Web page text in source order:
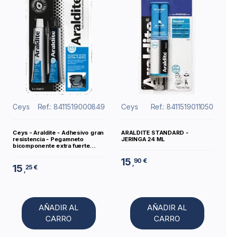
Ceys Ref.: 8411519000849
Ceys - Araldite - Adhesivo gran
resistencia - Pegamneto
bicomponente extra fuerte...
15 25 €
AÑADIR AL
CARRO
Ceys Ref.: 8411519011050
ARALDITE STANDARD -
JERINGA 24 ML
15 90 €
AÑADIR AL
CARRO